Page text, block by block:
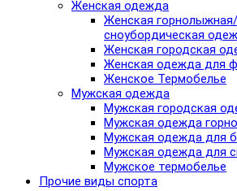
Женская одежда
Женская горнолыжная/
сноубордическая
Женская городская
Женская одежда для
Женское Термобелье
Мужская одежда
Мужская городская
Мужская одежда
Мужская одежда для
Мужская одежда для
Мужское термобелье
Прочие виды спорта